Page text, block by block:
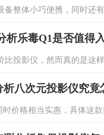
备整体小巧便携，同时还
析乐毒Q1是否值得
比投影仪，然而真的是这
八次元投影仪究竟
价格相当实惠，具体这